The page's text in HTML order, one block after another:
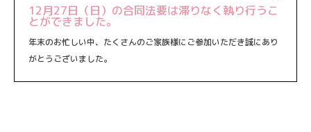
12月27日（日）の合同法要は滞りなく執り行うこ
とができました。
年末のお忙しい中、たくさんのご家族様にご参加いただき誠にあり
がとうございました。